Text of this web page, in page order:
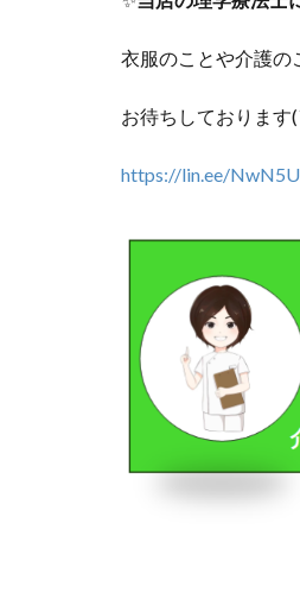
衣服のことや介護
お待ちしておりま
https://lin.ee/